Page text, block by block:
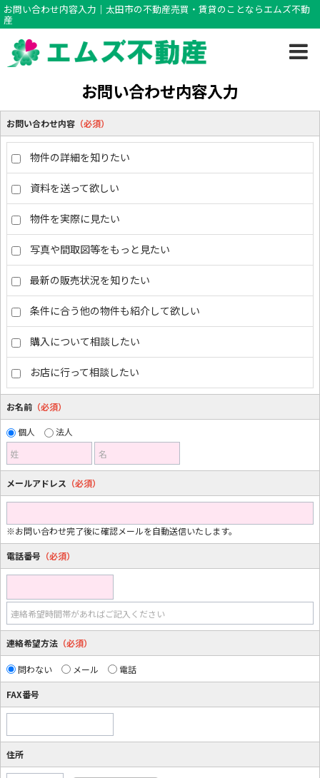
お問い合わせ内容入力｜太田市の不動産売買・賃貸のことならエムズ不動
産
お問い合わせ内容入力
お問い合わせ内容 （必須）
物件の詳細を知りたい
資料を送って欲しい
物件を実際に見たい
写真や間取図等をもっと見たい
最新の販売状況を知りたい
条件に合う他の物件も紹介して欲しい
購入について相談したい
お店に行って相談したい
お名前 （必須）
個人
法人
姓
名
メールアドレス （必須）
※お問い合わせ完了後に確認メールを自動送信いたします。
電話番号 （必須）
連絡希望時間帯があればご記入ください
連絡希望方法 （必須）
問わない メール 電話
FAX番号
住所